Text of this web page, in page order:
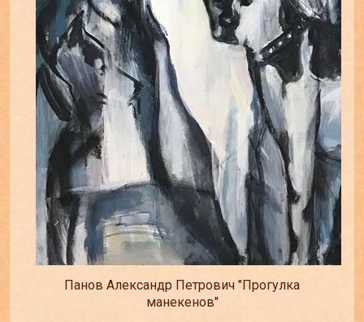
Панов Александр Петрович "Прогулка
манекенов"